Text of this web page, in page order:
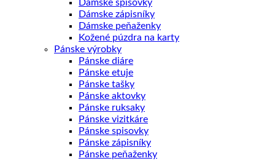
Dámske spisovky
Dámske zápisníky
Dámske peňaženky
Kožené púzdra na karty
Pánske výrobky
Pánske diáre
Pánske etuje
Pánske tašky
Pánske aktovky
Pánske ruksaky
Pánske vizitkáre
Pánske spisovky
Pánske zápisníky
Pánske peňaženky